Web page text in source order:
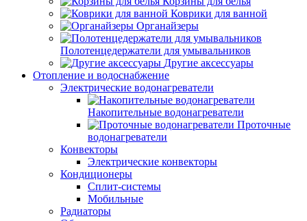
Коврики для ванной
Органайзеры
Полотенцедержатели для умывальников
Другие аксессуары
Отопление и водоснабжение
Электрические водонагреватели
Накопительные водонагреватели
Проточные
водонагреватели
Конвекторы
Электрические конвекторы
Кондиционеры
Сплит-системы
Мобильные
Радиаторы